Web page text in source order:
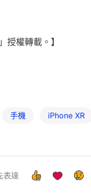
」授權轉載。】
手機 iPhone XR
表達